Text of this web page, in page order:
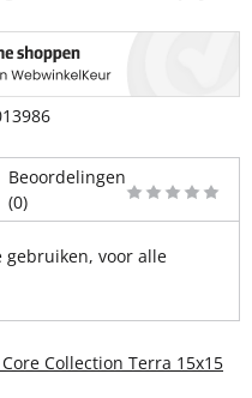
Beoordelingen
(0)
gebruiken, voor alle
Collection Terra 15x15